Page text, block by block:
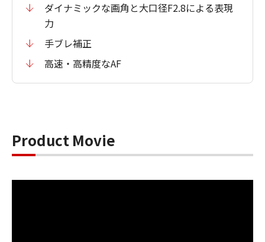
ダイナミックな画角と大口径F2.8による表現
力
手ブレ補正
高速・高精度なAF
Product Movie